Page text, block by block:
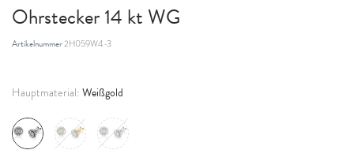
Ohrstecker 14 kt WG
Artikelnummer2H059W4-3
Hauptmaterial: Weißgold